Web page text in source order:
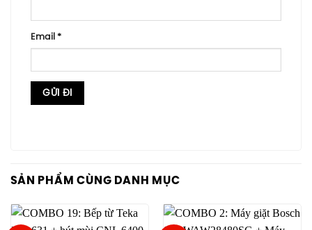
Email *
SẢN PHẨM CÙNG DANH MỤC